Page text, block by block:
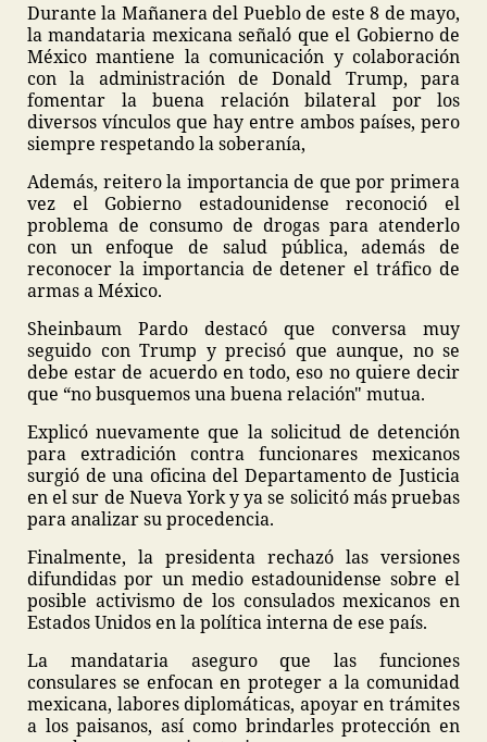
Durante la Mañanera del Pueblo de este 8 de mayo,
la mandataria mexicana señaló que el Gobierno de
México mantiene la comunicación y colaboración
con la administración de Donald Trump, para
fomentar la buena relación bilateral por los
diversos vínculos que hay entre ambos países, pero
siempre respetando la soberanía,
Además, reitero la importancia de que por primera
vez el Gobierno estadounidense reconoció el
problema de consumo de drogas para atenderlo
con un enfoque de salud pública, además de
reconocer la importancia de detener el tráfico de
armas a México.
Sheinbaum Pardo destacó que conversa muy
seguido con Trump y precisó que aunque, no se
debe estar de acuerdo en todo, eso no quiere decir
que “no busquemos una buena relación" mutua.
Explicó nuevamente que la solicitud de detención
para extradición contra funcionares mexicanos
surgió de una oficina del Departamento de Justicia
en el sur de Nueva York y ya se solicitó más pruebas
para analizar su procedencia.
Finalmente, la presidenta rechazó las versiones
difundidas por un medio estadounidense sobre el
posible activismo de los consulados mexicanos en
Estados Unidos en la política interna de ese país.
La mandataria aseguro que las funciones
consulares se enfocan en proteger a la comunidad
mexicana, labores diplomáticas, apoyar en trámites
a los paisanos, así como brindarles protección en